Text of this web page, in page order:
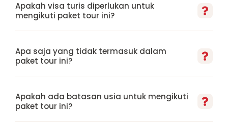
Apakah visa turis diperlukan untuk
mengikuti paket tour ini?
Apa saja yang tidak termasuk dalam
paket tour ini?
Apakah ada batasan usia untuk mengikuti
paket tour ini?